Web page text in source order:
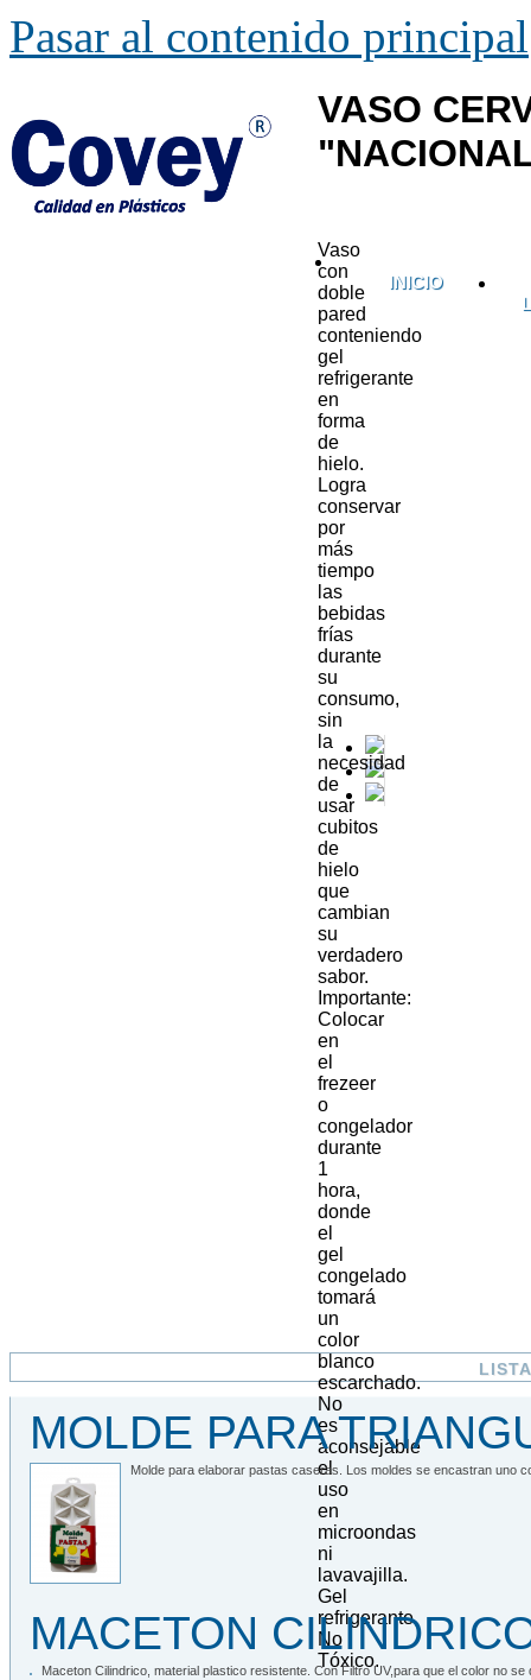
Pasar al contenido principal
INICIO
VASO
Vaso
con
doble
pared
conteniendo
gel
refrigerante
en
forma
de
hielo.
Logra
conservar
por
más
tiempo
las
bebidas
frías
durante
su
consumo,
sin
la
necesidad
de
usar
cubitos
de
hielo
que
cambian
su
verdadero
sabor.
Importante:
Colocar
en
el
frezeer
o
congelador
durante
1
hora,
donde
el
gel
congelado
tomará
un
color
blanco
escarchado.
No
es
aconsejable
el
uso
en
microondas
ni
lavavajilla.
Gel
refrigerante,
No
Tóxico.
MOLDE PARA
Molde para elaborar pastas caseras. Los moldes se encastran uno
MACETON
Maceton Cilindrico, material plastico resistente. Con Filtro UV,para que el color no se